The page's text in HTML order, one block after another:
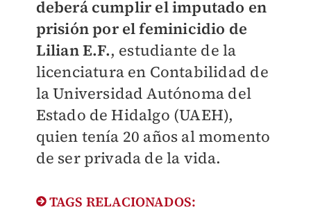
deberá cumplir el imputado en
prisión por el feminicidio de
Lilian E.F., estudiante de la
licenciatura en Contabilidad de
la Universidad Autónoma del
Estado de Hidalgo (UAEH),
quien tenía 20 años al momento
de ser privada de la vida.
TAGS RELACIONADOS: